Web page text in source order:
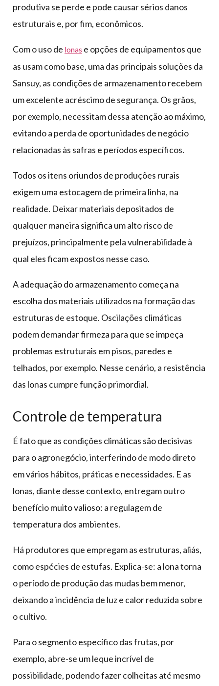
produtiva se perde e pode causar sérios danos
estruturais e, por fim, econômicos.
Com o uso de lonas e opções de equipamentos que
as usam como base, uma das principais soluções da
Sansuy, as condições de armazenamento recebem
um excelente acréscimo de segurança. Os grãos,
por exemplo, necessitam dessa atenção ao máximo,
evitando a perda de oportunidades de negócio
relacionadas às safras e períodos específicos.
Todos os itens oriundos de produções rurais
exigem uma estocagem de primeira linha, na
realidade. Deixar materiais depositados de
qualquer maneira significa um alto risco de
prejuízos, principalmente pela vulnerabilidade à
qual eles ficam expostos nesse caso.
A adequação do armazenamento começa na
escolha dos materiais utilizados na formação das
estruturas de estoque. Oscilações climáticas
podem demandar firmeza para que se impeça
problemas estruturais em pisos, paredes e
telhados, por exemplo. Nesse cenário, a resistência
das lonas cumpre função primordial.
Controle de temperatura
É fato que as condições climáticas são decisivas
para o agronegócio, interferindo de modo direto
em vários hábitos, práticas e necessidades. E as
lonas, diante desse contexto, entregam outro
benefício muito valioso: a regulagem de
temperatura dos ambientes.
Há produtores que empregam as estruturas, aliás,
como espécies de estufas. Explica-se: a lona torna
o período de produção das mudas bem menor,
deixando a incidência de luz e calor reduzida sobre
o cultivo.
Para o segmento específico das frutas, por
exemplo, abre-se um leque incrível de
possibilidade, podendo fazer colheitas até mesmo